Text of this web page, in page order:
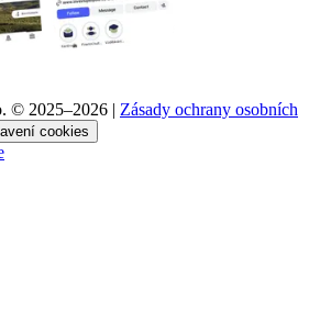
© 2025–2026 | Zásady ochrany osobních
cookies